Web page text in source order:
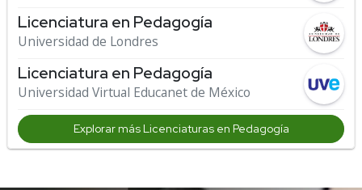
Licenciatura en Pedagogía
Universidad de Londres
Licenciatura en Pedagogía
Universidad Virtual Educanet de México
Explorar más Licenciaturas en Pedagogía